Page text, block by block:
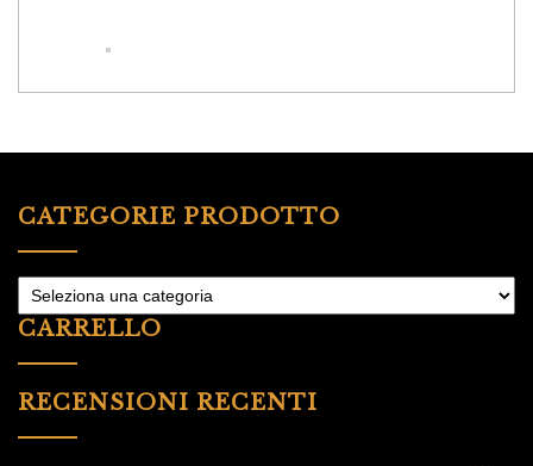
CATEGORIE PRODOTTO
CARRELLO
RECENSIONI RECENTI